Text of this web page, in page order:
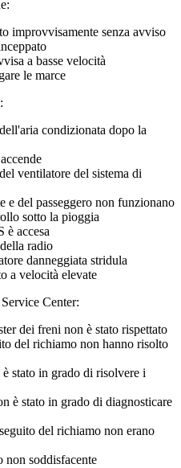
improvvisamente senza avviso
a basse velocità
le marce
condizionata dopo la
ventilatore del sistema di
e del passeggero non funzionano
sotto la pioggia
è accesa
radio
danneggiata stridula
a velocità elevate
Center:
dei freni non è stato rispettato
del richiamo non hanno risolto
stato in grado di risolvere i
è stato in grado di diagnosticare
del richiamo non erano
non soddisfacente